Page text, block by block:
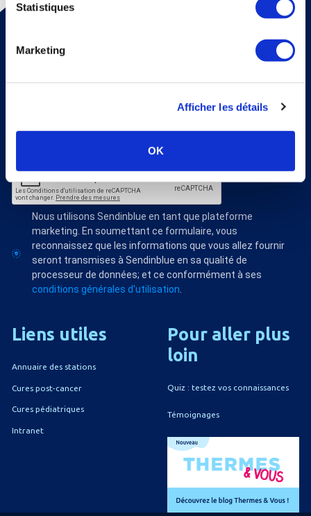
Statistiques
Marketing
Afficher les détails
OK
Pour recevoir une fois par mois un mail d'information sur
J'accepte de recevoir vos e-mails et confirme
avoir pris connaissance de votre politique de
Nous utilisons Sendinblue en tant que plateforme
marketing. En soumettant ce formulaire, vous
reconnaissez que les informations que vous allez fournir
seront transmises à Sendinblue en sa qualité de
processeur de données; et ce conformément à ses
conditions générales d'utilisation
Liens utiles
Annuaire des stations
Cures post-cancer
Cures pédiatriques
Intranet
Pour aller plus
loin
Quiz : testez vos connaissances
Témoignages